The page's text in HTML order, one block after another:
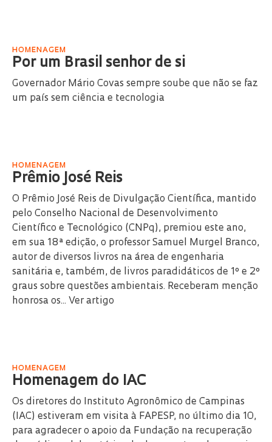
HOMENAGEM
Por um Brasil senhor de si
Governador Mário Covas sempre soube que não se faz
um país sem ciência e tecnologia
HOMENAGEM
Prêmio José Reis
O Prêmio José Reis de Divulgação Científica, mantido
pelo Conselho Nacional de Desenvolvimento
Científico e Tecnológico (CNPq), premiou este ano,
em sua 18ª edição, o professor Samuel Murgel Branco,
autor de diversos livros na área de engenharia
sanitária e, também, de livros paradidáticos de 1º e 2º
graus sobre questões ambientais. Receberam menção
honrosa os... Ver artigo
HOMENAGEM
Homenagem do IAC
Os diretores do Instituto Agronômico de Campinas
(IAC) estiveram em visita à FAPESP, no último dia 10,
para agradecer o apoio da Fundação na recuperação